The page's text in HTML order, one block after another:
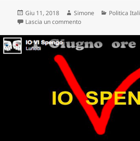
Scritto
il
Giu 11, 2018 Autore
Simone Categorie
Politica
Lascia un commentosu ALTRA NAVE AL